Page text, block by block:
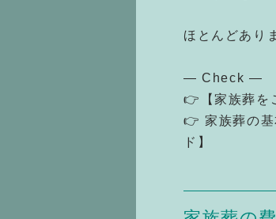
ほとんどあり
— Check —
👉【家族葬を
👉 家族葬の
ド】